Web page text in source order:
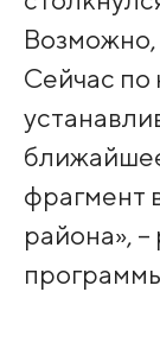
Возможно,
Сейчас
фрагмент
района», –